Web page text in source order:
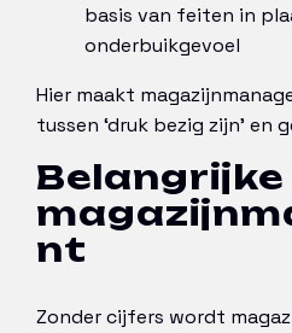
basis van feiten in
onderbuikgevoel
Hier maakt
tussen ‘druk bezig zijn’
Belangrijke
nt
Zonder cijfers wordt